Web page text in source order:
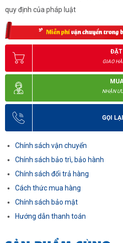
quy định của pháp luật
GIAO
NHẬN
GỌI
Chính sách vận chuyển
Chính sách bảo trì, bảo hành
Chính sách đổi trả hàng
Cách thức mua hàng
Chính sách bảo mật
Hướng dẫn thanh toán